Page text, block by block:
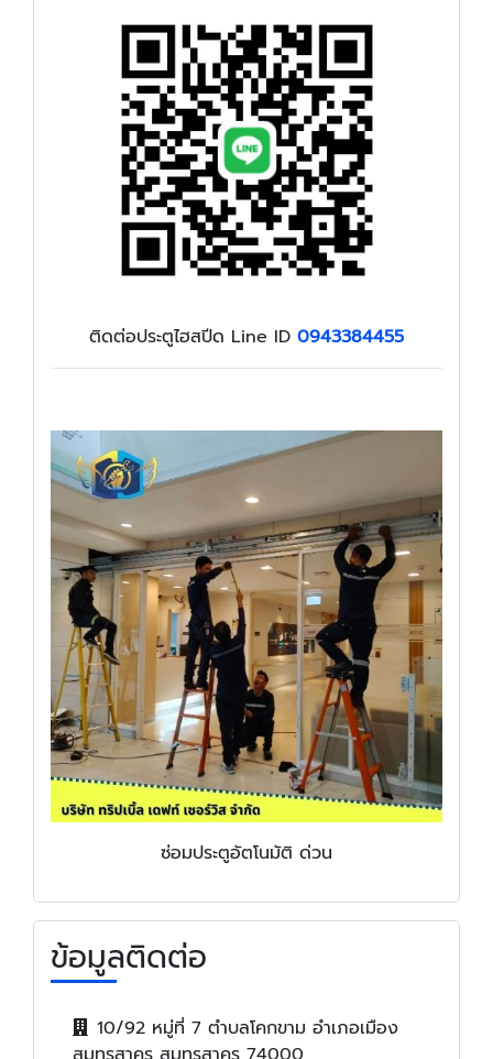
ติดต่อประตูไฮสปีด Line ID 0943384455
ซ่อมประตูอัตโนมัติ ด่วน
ข้อมูลติดต่อ
10/92 หมู่ที่ 7 ตำบลโคกขาม อำเภอเมือง